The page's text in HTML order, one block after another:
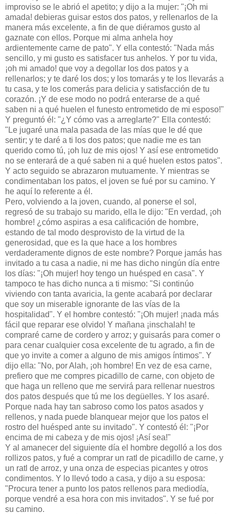
improviso se le abrió el apetito; y dijo a la mujer: "¡Oh mi
amada! debieras guisar estos dos patos, y rellenarlos de la
manera más excelente, a fin de que diéramos gusto al
gaznate con ellos. Porque mi alma anhela hoy
ardientemente carne de pato". Y ella contestó: "Nada más
sencillo, y mi gusto es satisfacer tus anhelos. Y por tu vida,
¡oh mi amado! que voy a degollar los dos patos y a
rellenarlos; y te daré los dos; y los tomarás y te los llevarás a
tu casa, y te los comerás para delicia y satisfacción de tu
corazón. ¡Y de ese modo no podrá enterarse de a qué
saben ni a qué huelen el funesto entrometido de mi esposo!"
Y preguntó él: "¿Y cómo vas a arreglarte?" Ella contestó:
"Le jugaré una mala pasada de las mías que le dé que
sentir; y te daré a ti los dos patos; que nadie me es tan
querido como tú, ¡oh luz de mis ojos! Y así ese entrometido
no se enterará de a qué saben ni a qué huelen estos patos".
Y acto seguido se abrazaron mutuamente. Y mientras se
condimentaban los patos, el joven se fué por su camino. Y
he aquí lo referente a él.
Pero, volviendo a la joven, cuando, al ponerse el sol,
regresó de su trabajo su marido, ella le dijo: "En verdad, ¡oh
hombre! ¿cómo aspiras a esa calificación de hombre,
estando de tal modo desprovisto de la virtud de la
generosidad, que es la que hace a los hombres
verdaderamente dignos de este nombre? Porque jamás has
invitado a tu casa a nadie, ni me has dicho ningún día entre
los días: "¡Oh mujer! hoy tengo un huésped en casa". Y
tampoco te has dicho nunca a ti mismo: "Si continúo
viviendo con tanta avaricia, la gente acabará por declarar
que soy un miserable ignorante de las vías de la
hospitalidad". Y el hombre contestó: "¡Oh mujer! ¡nada más
fácil que reparar ese olvido! Y mañana ¡inschalah! te
compraré carne de cordero y arroz; y guisarás para comer o
para cenar cualquier cosa excelente de tu agrado, a fin de
que yo invite a comer a alguno de mis amigos íntimos". Y
dijo ella: "No, por Alah, ¡oh hombre! En vez de esa carne,
prefiero que me compres picadillo de carne, con objeto de
que haga un relleno que me servirá para rellenar nuestros
dos patos después que tú me los degüelles. Y los asaré.
Porque nada hay tan sabroso como los patos asados y
rellenos, y nada puede blanquear mejor que los patos el
rostro del huésped ante su invitado". Y contestó él: "¡Por
encima de mi cabeza y de mis ojos! ¡Así sea!"
Y al amanecer del siguiente día el hombre degolló a los dos
rollizos patos, y fué a comprar un ratl de picadillo de carne, y
un ratl de arroz, y una onza de especias picantes y otros
condimentos. Y lo llevó todo a casa, y dijo a su esposa:
"Procura tener a punto los patos rellenos para mediodía,
porque vendré a esa hora con mis invitados". Y se fué por
su camino.